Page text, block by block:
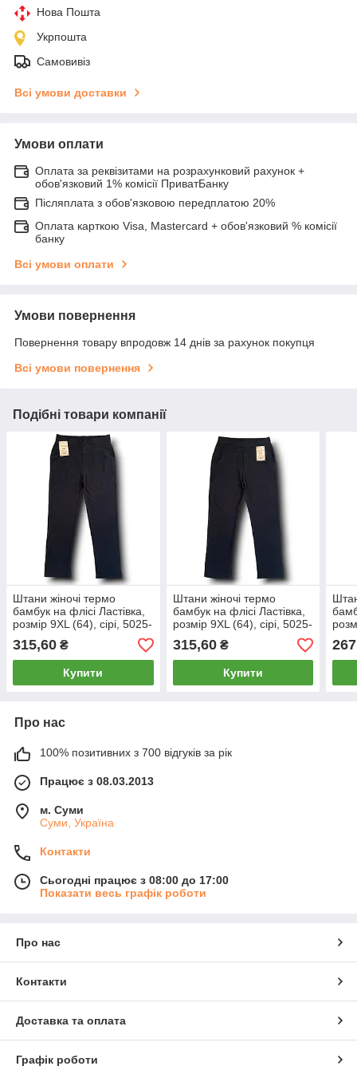
Нова Пошта
Укрпошта
Самовивіз
Всі умови доставки
Умови оплати
Оплата за реквізитами на розрахунковий рахунок +
обов'язковий 1% комісії ПриватБанку
Післяплата з обов'язковою передплатою 20%
Оплата карткою Visa, Mastercard + обов'язковий % комісії
банку
Всі умови оплати
Умови повернення
Повернення товару впродовж 14 днів за рахунок покупця
Всі умови повернення
Подібні товари компанії
Штани жіночі термо
бамбук на флісі Ластівка,
розмір 9XL (64), сірі, 5025-
17
315,60 ₴
Купити
Штани жіночі термо
бамбук на флісі Ластівка,
розмір 9XL (64), сірі, 5025-
19
315,60₴
Купити
Про нас
100% позитивних з 700 відгуків за рік
Працює з 08.03.2013
м. Суми
Суми, Україна
Контакти
Сьогодні працює з 08:00 до 17:00
Показати весь графік роботи
Про нас
Контакти
Доставка та оплата
Графік роботи